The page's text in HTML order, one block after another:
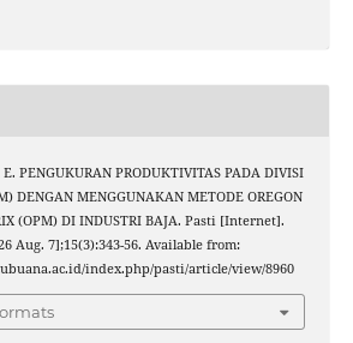
PENGUKURAN PRODUKTIVITAS PADA DIVISI
DENGAN MENGGUNAKAN METODE OREGON
(OPM) DI INDUSTRI BAJA. Pasti [Internet].
Aug. 7];15(3):343-56. Available from:
index.php/pasti/article/view/8960